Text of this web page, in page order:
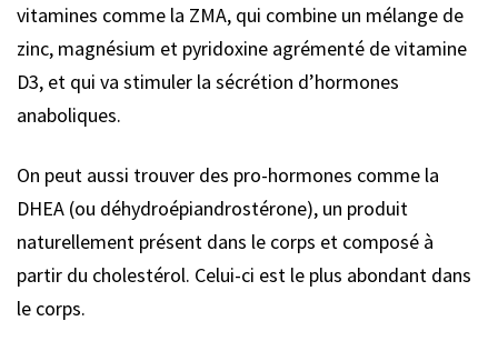
vitamines comme la ZMA, qui combine un mélange de
zinc, magnésium et pyridoxine agrémenté de vitamine
D3, et qui va stimuler la sécrétion d’hormones
anaboliques.
On peut aussi trouver des pro-hormones comme la
DHEA (ou déhydroépiandrostérone), un produit
naturellement présent dans le corps et composé à
partir du cholestérol. Celui-ci est le plus abondant dans
le corps.